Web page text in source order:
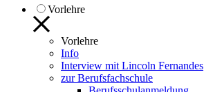
Vorlehre
Vorlehre
Info
Interview mit Lincoln Fernandes
zur Berufsfachschule